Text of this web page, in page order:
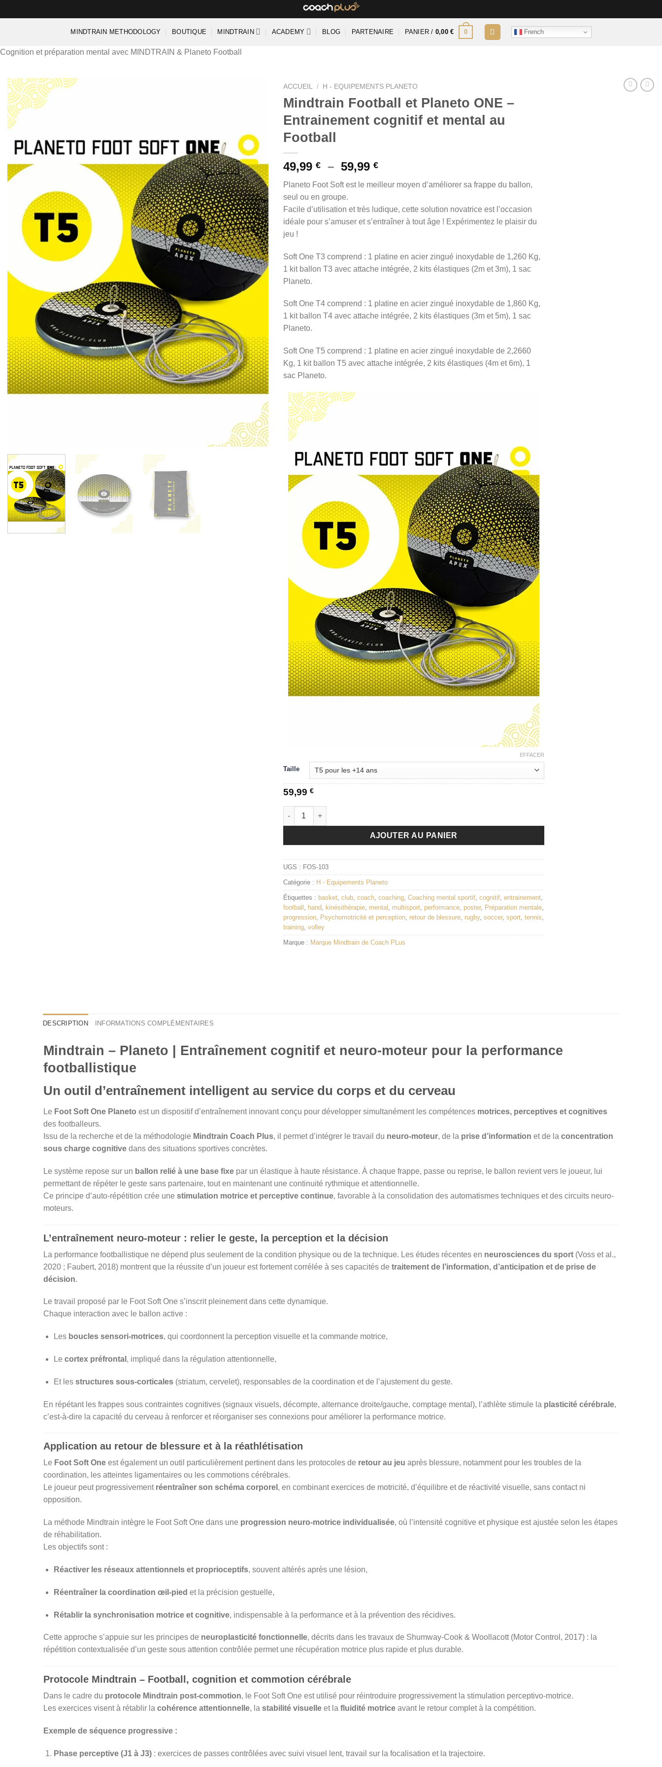
au
MINDTRAIN METHODOLOGY BOUTIQUE MINDTRAIN ACADEMY BLOG PARTENAIRE PANIER / 0,00€ 0 French
Cognition et préparation mental avec MINDTRAIN & Planeto Football
ACCUEIL / H - EQUIPEMENTS PLANETO
Mindtrain Football et Planeto ONE –
Entrainement cognitif et mental au
Football
49,99 € – 59,99 €Plage
prix :
à
59,99 €
Planeto Foot Soft est le meilleur moyen d’améliorer sa frappe du ballon,
seul ou en groupe.
Facile d’utilisation et très ludique, cette solution novatrice est l’occasion
idéale pour s’amuser et s’entraîner à tout âge ! Expérimentez le plaisir du
jeu !
Soft One T3 comprend : 1 platine en acier zingué inoxydable de 1,260 Kg,
1 kit ballon T3 avec attache intégrée, 2 kits élastiques (2m et 3m), 1 sac
Planeto.
Soft One T4 comprend : 1 platine en acier zingué inoxydable de 1,860 Kg,
1 kit ballon T4 avec attache intégrée, 2 kits élastiques (3m et 5m), 1 sac
Planeto.
Soft One T5 comprend : 1 platine en acier zingué inoxydable de 2,2660
Kg, 1 kit ballon T5 avec attache intégrée, 2 kits élastiques (4m et 6m), 1
sac Planeto.
Taille
EFFACER
59,99 €
quantité de Mindtrain Football et Planeto ONE - Entrainement cognitif et mental au Football
AJOUTER AU PANIER
UGS : FOS-103
Catégorie : H - Equipements Planeto
Étiquettes : basket club coach coaching Coaching mental sportif cognitif entrainement
football
hand kinésithérapie mental multisport performance poster, Préparation mentale
progression Psychomotricité et perception retour de blessure rugby, soccer, sport tennis
training volley
Marque : Marque Mindtrain de Coach PLus
DESCRIPTION INFORMATIONS COMPLÉMENTAIRES
Mindtrain – Planeto | Entraînement cognitif et neuro-moteur pour la performance
footballistique
Un outil d’entraînement intelligent au service du corps et du cerveau
Le Foot Soft One Planeto est un dispositif d’entraînement innovant conçu pour développer simultanément les compétences motrices, perceptives et cognitives
des footballeurs.
Issu de la recherche et de la méthodologie Mindtrain Coach Plus, il permet d’intégrer le travail du neuro-moteur, de la prise d’information et de la concentration
sous charge cognitive dans des situations sportives concrètes.
Le système repose sur un ballon relié à une base fixe par un élastique à haute résistance. À chaque frappe, passe ou reprise, le ballon revient vers le joueur, lui
permettant de répéter le geste sans partenaire, tout en maintenant une continuité rythmique et attentionnelle.
Ce principe d’auto-répétition crée une stimulation motrice et perceptive continue, favorable à la consolidation des automatismes techniques et des circuits neuro-
moteurs.
L’entraînement neuro-moteur : relier le geste, la perception et la décision
La performance footballistique ne dépend plus seulement de la condition physique ou de la technique. Les études récentes en neurosciences du sport (Voss et al.,
2020 ; Faubert, 2018) montrent que la réussite d’un joueur est fortement corrélée à ses capacités de traitement de l’information, d’anticipation et de prise de
décision.
Le travail proposé par le Foot Soft One s’inscrit pleinement dans cette dynamique.
Chaque interaction avec le ballon active :
Les boucles sensori-motrices, qui coordonnent la perception visuelle et la commande motrice,
Le cortex préfrontal , impliqué dans la régulation attentionnelle,
Et les structures sous-corticales(striatum, cervelet), responsables de la coordination et de l’ajustement du geste.
En répétant les frappes sous contraintes cognitives (signaux visuels, décompte, alternance droite/gauche, comptage mental), l’athlète stimule la plasticité cérébrale,
c’est-à-dire la capacité du cerveau à renforcer et réorganiser ses connexions pour améliorer la performance motrice.
Application au retour de blessure et à la réathlétisation
Le Foot Soft One est également un outil particulièrement pertinent dans les protocoles de retour au jeu après blessure, notamment pour les troubles de la
coordination, les atteintes ligamentaires ou les commotions cérébrales.
Le joueur peut progressivement réentraîner son schéma corporel , en combinant exercices de motricité, d’équilibre et de réactivité visuelle, sans contact ni
opposition.
La méthode Mindtrain intègre le Foot Soft One dans une progression neuro-motrice individualisée, où l’intensité cognitive et physique est ajustée selon les étapes
de réhabilitation.
Les objectifs sont :
Réactiver les réseaux attentionnels et proprioceptifs, souvent altérés après une lésion,
Réentraîner la coordination œil-pied et la précision gestuelle,
Rétablir la synchronisation motrice et cognitive, indispensable à la performance et à la prévention des récidives.
Cette approche s’appuie sur les principes de neuroplasticité fonctionnelle, décrits dans les travaux de Shumway-Cook & Woollacott (Motor Control, 2017) : la
répétition contextualisée d’un geste sous attention contrôlée permet une récupération motrice plus rapide et plus durable.
Protocole Mindtrain – Football, cognition et commotion cérébrale
Dans le cadre du protocole Mindtrain post-commotion, le Foot Soft One est utilisé pour réintroduire progressivement la stimulation perceptivo-motrice.
Les exercices visent à rétablir la cohérence attentionnelle, la stabilité visuelle et la fluidité motrice avant le retour complet à la compétition.
Exemple de séquence progressive :
Phase perceptive (J1 à J3): exercices de passes contrôlées avec suivi visuel lent, travail sur la focalisation et la trajectoire.